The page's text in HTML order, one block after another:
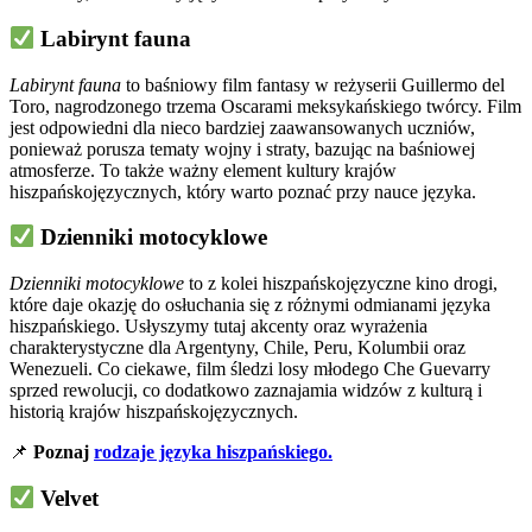
Labirynt fauna
Labirynt fauna to baśniowy film fantasy w reżyserii Guillermo del
Toro, nagrodzonego trzema Oscarami meksykańskiego twórcy. Film
jest odpowiedni dla nieco bardziej zaawansowanych uczniów,
ponieważ porusza tematy wojny i straty, bazując na baśniowej
atmosferze. To także ważny element kultury krajów
hiszpańskojęzycznych, który warto poznać przy nauce języka.
Dzienniki motocyklowe
Dzienniki motocyklowe to z kolei hiszpańskojęzyczne kino drogi,
które daje okazję do osłuchania się z różnymi odmianami języka
hiszpańskiego. Usłyszymy tutaj akcenty oraz wyrażenia
charakterystyczne dla Argentyny, Chile, Peru, Kolumbii oraz
Wenezueli. Co ciekawe, film śledzi losy młodego Che Guevarry
sprzed rewolucji, co dodatkowo zaznajamia widzów z kulturą i
historią krajów hiszpańskojęzycznych.
📌 Poznaj rodzaje języka hiszpańskiego.
Velvet